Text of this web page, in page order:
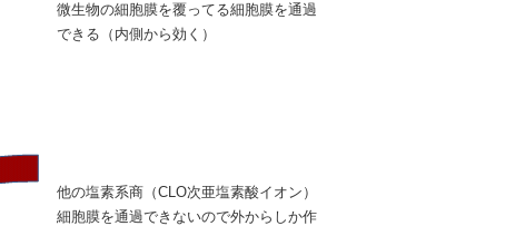
微生物の細胞膜を覆ってる細胞膜を通過
できる（内側から効く）
他の塩素系商（CLO次亜塩素酸イオン）
細胞膜を通過できないので外からしか作